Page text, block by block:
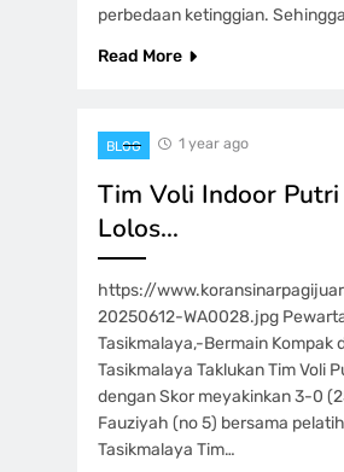
perbedaan ketinggian.
Read More
BLOG 1 year ago
Tim Voli Indoor Putri
Lolos…
https://
20250612-WA0028.jpg Pewarta
Tasikmalaya,-Bermain Kompak
Tasikmalaya Taklukan Tim Voli
dengan Skor meyakinkan 3-0
Fauziyah (no 5) bersama
Tasikmalaya Tim…